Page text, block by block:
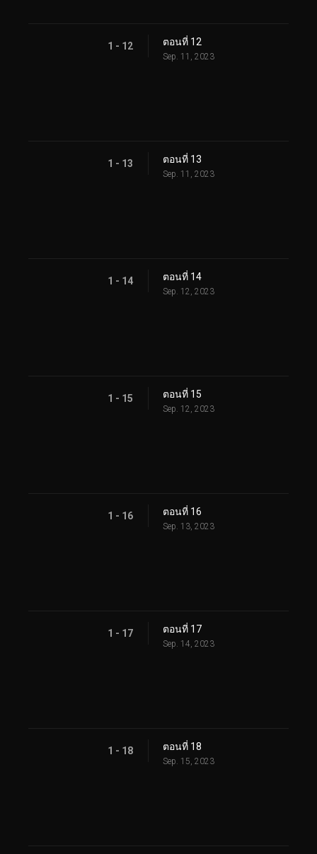
1 - 12 ตอนที่ 12
Sep. 11, 2023
1 - 13 ตอนที่ 13
Sep. 11, 2023
1 - 14 ตอนที่ 14
Sep. 12, 2023
1 - 15 ตอนที่ 15
Sep. 12, 2023
1 - 16 ตอนที่ 16
Sep. 13, 2023
1 - 17 ตอนที่ 17
Sep. 14, 2023
1 - 18 ตอนที่ 18
Sep. 15, 2023